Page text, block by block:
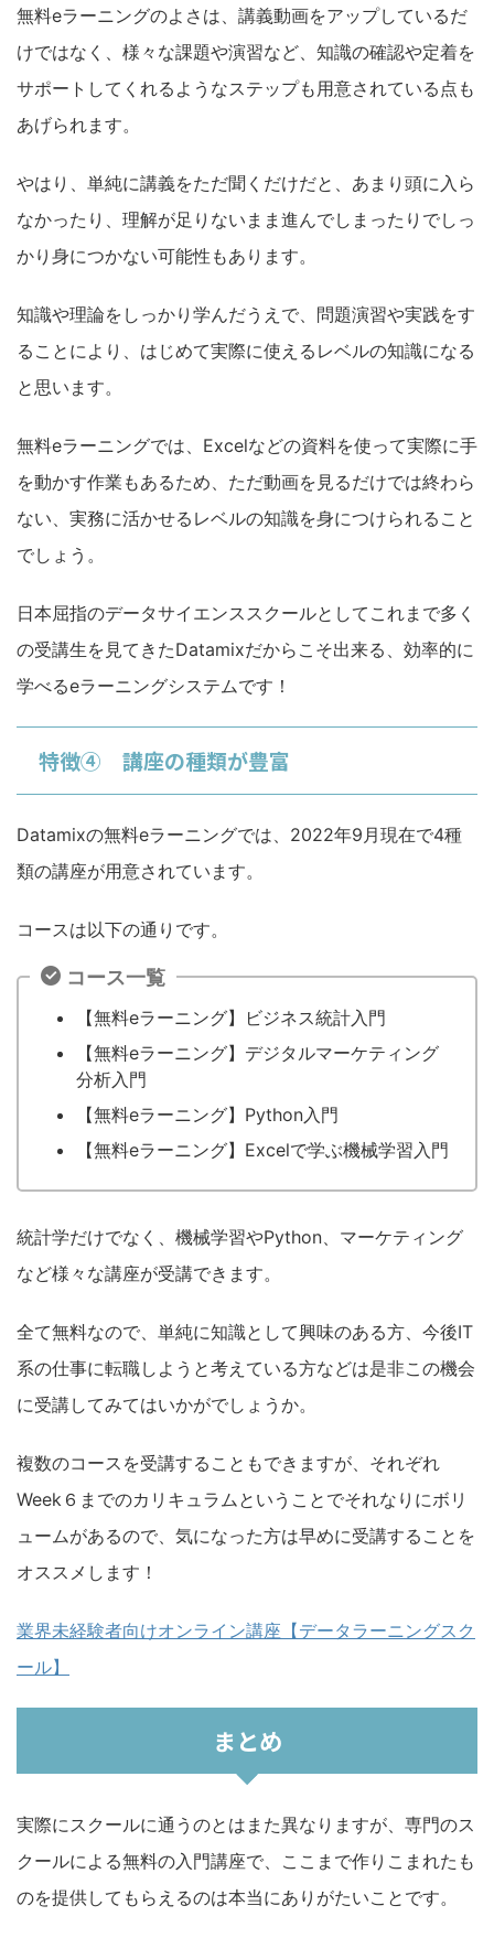
無料eラーニングのよさは、講義動画をアップしているだ
けではなく、様々な課題や演習など、知識の確認や定着を
サポートしてくれるようなステップも用意されている点も
あげられます。
やはり、単純に講義をただ聞くだけだと、あまり頭に入ら
なかったり、理解が足りないまま進んでしまったりでしっ
かり身につかない可能性もあります。
知識や理論をしっかり学んだうえで、問題演習や実践をす
ることにより、はじめて実際に使えるレベルの知識になる
と思います。
無料eラーニングでは、Excelなどの資料を使って実際に手
を動かす作業もあるため、ただ動画を見るだけでは終わら
ない、実務に活かせるレベルの知識を身につけられること
でしょう。
日本屈指のデータサイエンススクールとしてこれまで多く
の受講生を見てきたDatamixだからこそ出来る、効率的に
学べるeラーニングシステムです！
特徴④ 講座の種類が豊富
Datamixの無料eラーニングでは、2022年9月現在で4種
類の講座が用意されています。
コースは以下の通りです。
コース一覧
【無料eラーニング】ビジネス統計入門
【無料eラーニング】デジタルマーケティング
分析入門
【無料eラーニング】Python入門
【無料eラーニング】Excelで学ぶ機械学習入門
統計学だけでなく、機械学習やPython、マーケティング
など様々な講座が受講できます。
全て無料なので、単純に知識として興味のある方、今後IT
系の仕事に転職しようと考えている方などは是非この機会
に受講してみてはいかがでしょうか。
複数のコースを受講することもできますが、それぞれ
Week６までのカリキュラムということでそれなりにボリ
ュームがあるので、気になった方は早めに受講することを
オススメします！
業界未経験者向けオンライン講座【データラーニングスク
ール】
まとめ
実際にスクールに通うのとはまた異なりますが、専門のス
クールによる無料の入門講座で、ここまで作りこまれたも
のを提供してもらえるのは本当にありがたいことです。